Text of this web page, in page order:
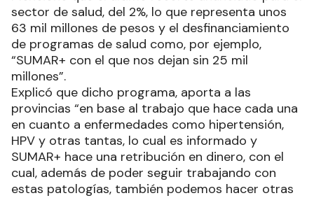
sector de salud, del 2%, lo que representa unos
63 mil millones de pesos y el desfinanciamiento
de programas de salud como, por ejemplo,
“SUMAR+ con el que nos dejan sin 25 mil
millones”.
Explicó que dicho programa, aporta a las
provincias “en base al trabajo que hace cada una
en cuanto a enfermedades como hipertensión,
HPV y otras tantas, lo cual es informado y
SUMAR+ hace una retribución en dinero, con el
cual, además de poder seguir trabajando con
estas patologías, también podemos hacer otras